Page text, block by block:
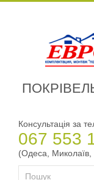
Консультація за
067 553
(Одеса, Миколаїв,